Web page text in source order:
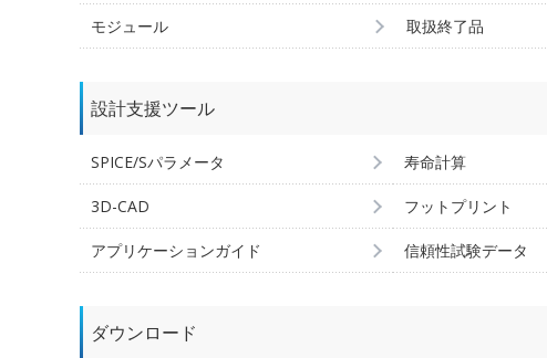
モジュール 取扱終了品
設計支援ツール
SPICE/Sパラメータ 寿命計算
3D-CAD フットプリント
アプリケーションガイド 信頼性試験データ
ダウンロード